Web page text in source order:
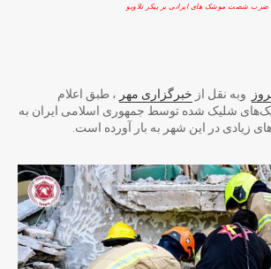
ضرب شصت موشک های ایرانی بر پیکر تلاویو
وبه نقل از خبرگزاری مهر ، طبق اعلام
شلیک شده توسط جمهوری اسلامی ایران به
زیادی در این شهر به بار آورده است.